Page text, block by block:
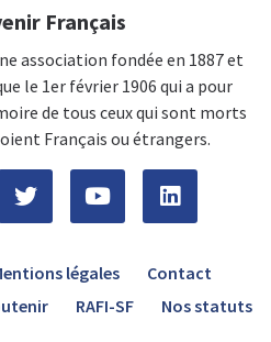
Français
association fondée en 1887 et
le 1er février 1906 qui a pour
de tous ceux qui sont morts
Français ou étrangers.
légales
Contact
RAFI-SF Nos statuts